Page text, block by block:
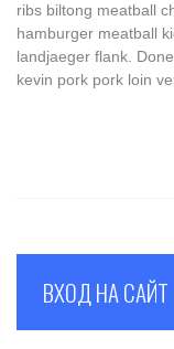
ribs biltong meatball
hamburger meatball
landjaeger flank.
kevin pork pork loin
ВХОД НА САЙТ